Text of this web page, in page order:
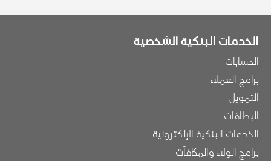
الخدمات البنكية الشخصية
الحسابات
برامج العملاء
التمويل
البطاقات
الخدمات البنكية الإلكترونية
برامج الولاء والمكافآت